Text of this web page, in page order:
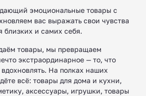
эмоциональные товары с
вас выражать свои чувства
близких и самих себя.
товары, мы превращаем
экстраординарное — то, что
На полках наших
всё: товары для дома и кухни,
аксессуары, игрушки, товары